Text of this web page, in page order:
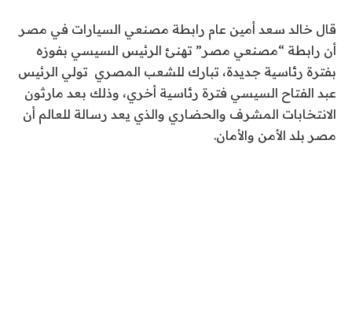
قال خالد سعد أمين عام رابطة مصنعي السيارات في مصر
أن رابطة “مصنعي مصر” تهنئ الرئيس السيسي بفوزه
بفترة رئاسية جديدة، تبارك للشعب المصري تولي الرئيس
عبد الفتاح السيسي فترة رئاسية أخري، وذلك بعد مارثون
الانتخابات المشرف والحضاري والذي يعد رسالة للعالم أن
مصر بلد الأمن والأمان.